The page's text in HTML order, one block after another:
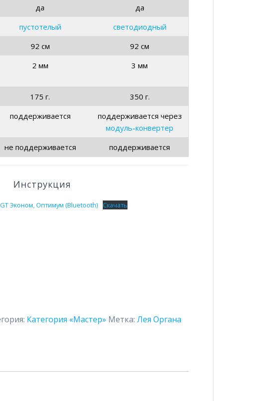
да
да
пустотелый
светодиодный
92 см
92 см
2 мм 3 мм
175 г.
350 г.
поддерживается
поддерживается через
модуль-конвертер
не поддерживается поддерживается
Инструкция
Эконом, Оптимум (Bluetooth) Скачать
Категория «Мастер» Метка: Лея Органа